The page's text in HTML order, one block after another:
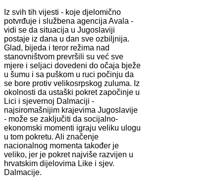
Iz svih tih vijesti - koje djelomično
potvrđuje i službena agencija Avala -
vidi se da situacija u Jugoslaviji
postaje iz dana u dan sve ozbiljnija.
Glad, bijeda i teror režima nad
stanovništvom prevršili su već sve
mjere i seljaci dovedeni do očaja bježe
u šumu i sa puškom u ruci počinju da
se bore protiv velikosrpskog zuluma. Iz
okolnosti da ustaški pokret započinje u
Lici i sjevernoj Dalmaciji -
najsiromašnijim krajevima Jugoslavije
- može se zaključiti da socijalno-
ekonomski momenti igraju veliku ulogu
u tom pokretu. Ali značenje
nacionalnog momenta također je
veliko, jer je pokret najviše razvijen u
hrvatskim dijelovima Like i sjev.
Dalmacije.